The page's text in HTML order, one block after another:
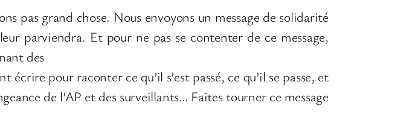
pas grand chose. Nous envoyons un message de solidarité
parviendra. Et pour ne pas se contenter de ce message,
des
pour raconter ce qu’il s’est passé, ce qu’il se passe, et
de l’AP et des surveillants… Faites tourner ce message